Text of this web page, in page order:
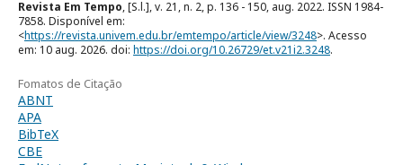
Revista Em Tempo, [S.l.], v. 21, n. 2, p. 136 - 150, aug. 2022. ISSN 1984-
7858. Disponível em:
<https://revista.univem.edu.br/emtempo/article/view/3248>. Acesso
em: 10 aug. 2026. doi: https://doi.org/10.26729/et.v21i2.3248.
Fomatos de Citação
ABNT
APA
BibTeX
CBE